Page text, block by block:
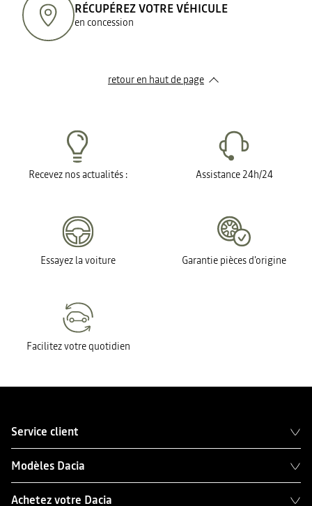
RÉCUPÉREZ VOTRE VÉHICULE
en concession
retour en haut de page​
Recevez nos actualités : Assistance 24h/24
Essayez la voiture Garantie pièces d'origine
Facilitez votre quotidien
Service client
Modèles Dacia
Achetez votre Dacia